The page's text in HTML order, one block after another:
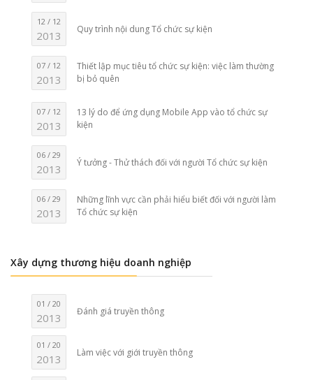
12 / 12
2013 Quy trình nội dung Tổ chức sự kiện
07 / 12
2013
Thiết lập mục tiêu tổ chức sự kiện: việc làm thường
bị bỏ quên
07 / 12
2013
13 lý do để ứng dụng Mobile App vào tổ chức sự
kiện
06 / 29
2013 Ý tưởng - Thử thách đối với người Tổ chức sự kiện
06 / 29
2013
Những lĩnh vực cần phải hiểu biết đối với người làm
Tổ chức sự kiện
Xây dựng thương hiệu doanh nghiệp
01 / 20
2013 Đánh giá truyền thông
01 / 20
2013 Làm việc với giới truyền thông